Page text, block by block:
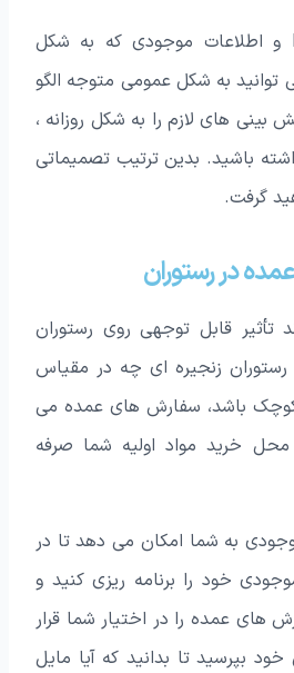
به کمک سیستم POS و اطلاعات موجودی که به شکل
توانید به شکل عمومی متوجه الگو
بینی های لازم را به شکل روزانه ،
باشید. بدین ترتیب تصمیماتی
گرفت.
در رستوران
قابل توجهی روی رستوران
رستوران زنجیره ای چه در مقیاس
باشد، سفارش های عمده می
محل خرید مواد اولیه شما صرفه
به شما امکان می دهد تا در
خود را برنامه ریزی کنید و
های عمده را در اختیار شما قرار
بپرسید تا بدانید که آیا مایل